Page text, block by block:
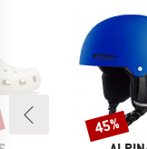
Rabatt
45%